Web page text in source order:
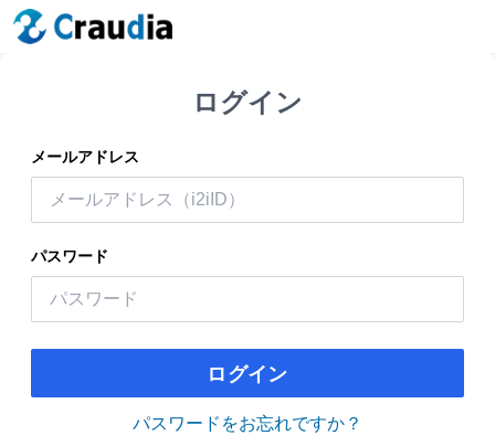
ログイン
メールアドレス
パスワード
ログイン
パスワードをお忘れですか？